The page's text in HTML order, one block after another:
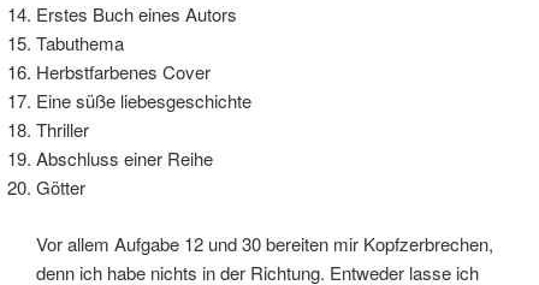
Erstes Buch eines Autors
Tabuthema
Herbstfarbenes Cover
Eine süße liebesgeschichte
Thriller
Abschluss einer Reihe
Götter
Vor allem Aufgabe 12 und 30 bereiten mir Kopfzerbrechen,
denn ich habe nichts in der Richtung. Entweder lasse ich